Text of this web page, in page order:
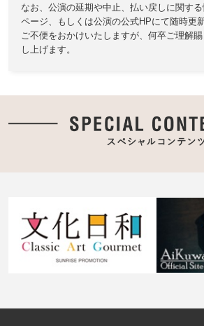
なお、公演の延期や中止、払い戻しに関する
ページ、もしくは公演の公式HPにて随時更
ご不便をおかけいたしますが、何卒ご理解
し上げます。